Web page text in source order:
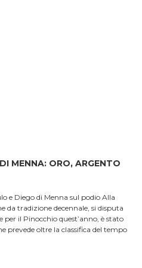
classificata La nostra Black Panther
nella prova successiva non è
i distacchi sono stati veramente
MENNA: ORO, ARGENTO
e Diego di Menna sul podio Alla
da tradizione decennale, si disputa
per il Pinocchio quest’anno, è stato
prevede oltre la classifica del tempo
3000 ski race, ha conquistato una
Cuccioli che comprendeva sia gli